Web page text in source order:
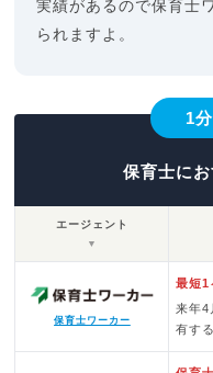
実績があるので保育士
られますよ。
1
保育士に
エージェント
▼
保育士ワーカー
最短1
来年4
有す